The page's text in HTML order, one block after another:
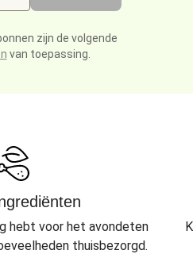
zijn de volgende
van toepassing.
hebt voor het avondeten
thuisbezorgd.